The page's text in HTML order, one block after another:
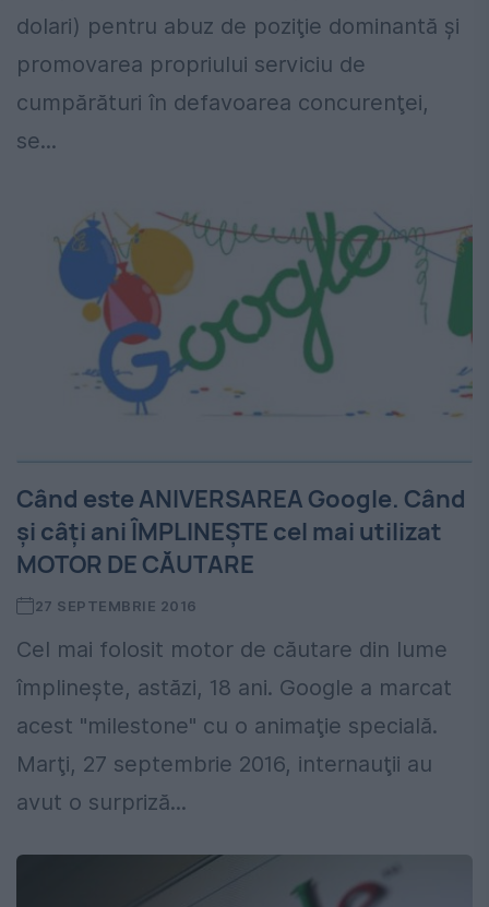
dolari) pentru abuz de poziţie dominantă şi
promovarea propriului serviciu de
cumpărături în defavoarea concurenţei,
se...
Când este ANIVERSAREA Google. Când
şi câţi ani ÎMPLINEŞTE cel mai utilizat
MOTOR DE CĂUTARE
27 SEPTEMBRIE 2016
Cel mai folosit motor de căutare din lume
împlineşte, astăzi, 18 ani. Google a marcat
acest "milestone" cu o animaţie specială.
Marţi, 27 septembrie 2016, internauţii au
avut o surpriză...